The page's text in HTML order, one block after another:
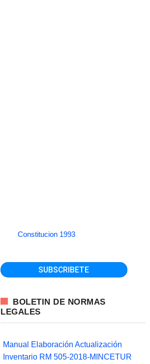
Constitucion 1993
BOLETIN DE NORMAS
LEGALES
Manual Elaboración Actualización
Inventario RM 505-2018-MINCETUR